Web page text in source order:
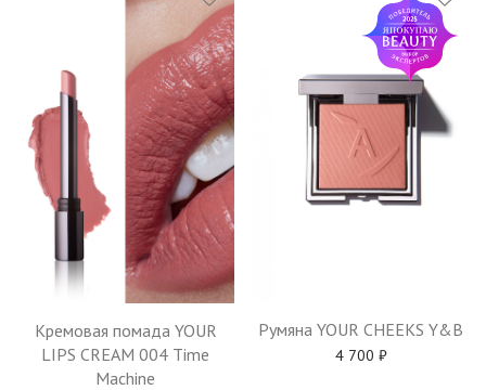
Кремовая помада YOUR
LIPS CREAM 004 Time
Machine
Румяна YOUR CHEEKS Y&B
4 700 ₽